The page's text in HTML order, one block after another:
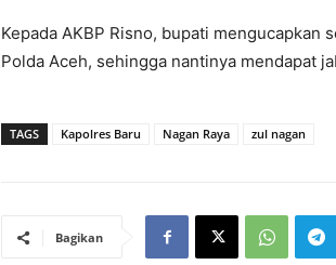
Kepada AKBP Risno, bupati mengucapkan
Polda Aceh, sehingga nantinya mendapat
TAGS Kapolres Baru Nagan Raya zul nagan
Bagikan